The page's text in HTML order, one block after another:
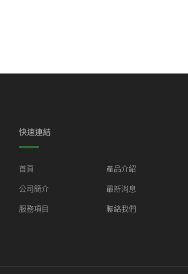
快速連結
首頁 產品介紹
公司簡介 最新消息
服務項目 聯絡我們